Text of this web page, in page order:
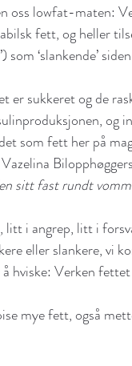
oss lowfat-maten:
fett, og heller
som ‘slankende’
er sukkeret og de
og
som fett her på
sitt fast rundt
litt i angrep, litt i
eller slankere, vi
hviske: Verken
mye fett, også